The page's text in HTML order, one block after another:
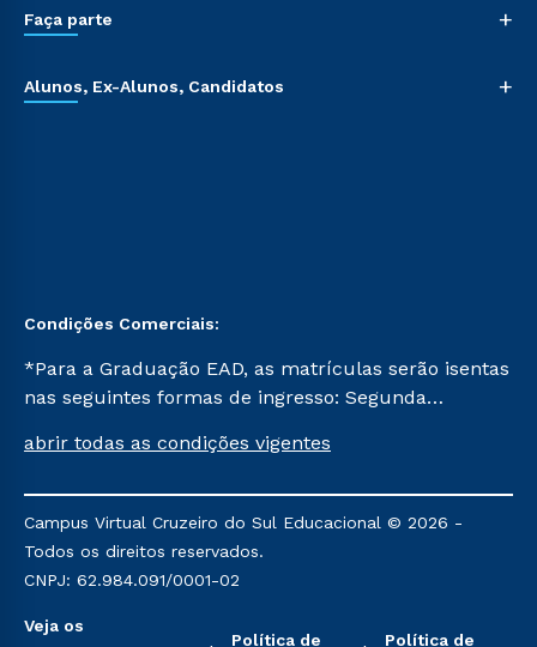
Faça parte +
Alunos, Ex-Alunos, Candidatos +
Condições Comerciais:
*Para a Graduação EAD, as matrículas serão isentas
nas seguintes formas de ingresso: Segunda
Já para as demais, a taxa de matrícula será de R$
mencionadas são referentes aos cursos: Ensino
Religioso, Geografia para a Docência e Metodologia
do Ensino de História: Questões Atuais.
abrir todas as condições vigentes
Campus Virtual Cruzeiro do Sul Educacional © 2026 -
Todos os direitos reservados.
CNPJ: 62.984.091/0001-02
Veja os
Política de Política de